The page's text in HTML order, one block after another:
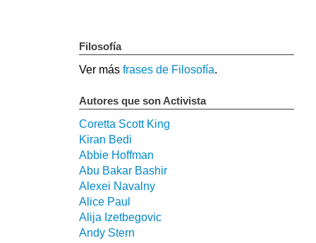
Filosofía
Ver más frases de Filosofía.
Autores que son Activista
Coretta Scott King
Kiran Bedi
Abbie Hoffman
Abu Bakar Bashir
Alexei Navalny
Alice Paul
Alija Izetbegovic
Andy Stern